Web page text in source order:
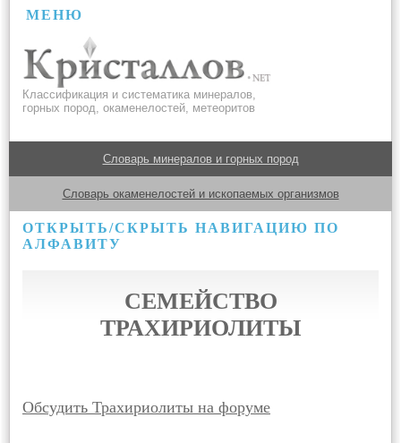
МЕНЮ
Классификация и систематика минералов,
горных пород, окаменелостей, метеоритов
Словарь минералов и горных пород
Словарь окаменелостей и ископаемых организмов
ОТКРЫТЬ/СКРЫТЬ НАВИГАЦИЮ ПО
АЛФАВИТУ
СЕМЕЙСТВО
ТРАХИРИОЛИТЫ
Обсудить Трахириолиты на форуме